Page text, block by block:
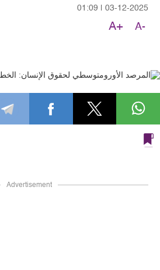
03-12-2025
01:09
A-
A+
Advertisement